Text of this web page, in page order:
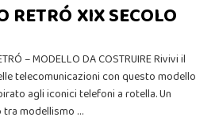
RETRÓ XIX SECOLO
– MODELLO DA COSTRUIRE Rivivi il
telecomunicazioni con questo modello
agli iconici telefoni a rotella. Un
modellismo …